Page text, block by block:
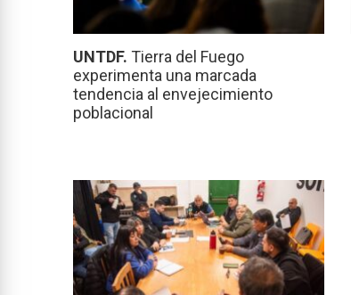
UNTDF. Tierra del Fuego
experimenta una marcada
tendencia al envejecimiento
poblacional